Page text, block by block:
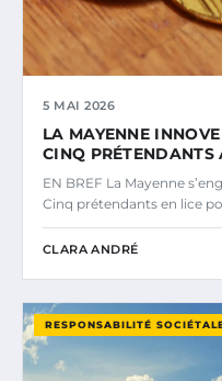
5 MAI 2026
LA MAYENNE
CINQ PRÉTENDANTS
EN BREF La Mayenne
Cinq prétendants en lice
CLARA ANDRÉ
RESPONSABILITÉ